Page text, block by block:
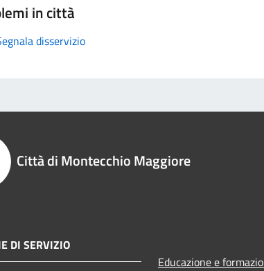
in città
disservizio
Città di Montecchio Maggiore
DI SERVIZIO
Educazione e